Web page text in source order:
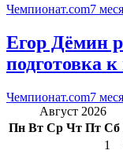
Чемпионат.com7
Егор Дёмин
подготовка
Чемпионат.com7
Август 2026
Пн Вт Ср Чт Пт Сб
1